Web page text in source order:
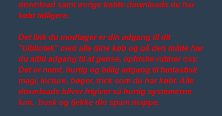
download samt øvrige købte downloads du har
købt tidligere.
Det link du modtager er din adgang til dit
”bibliotek” med alle dine køb og på den måde har
du altid adgang til at gense, opfriske rutiner osv.
Det er nemt, hurtig og billig adgang til fantastisk
magi, lecture, bøger, trick som du har købt. Alle
downloads bliver frigivet så hurtig systemerne
kan, husk og tjekke din spam mappe.